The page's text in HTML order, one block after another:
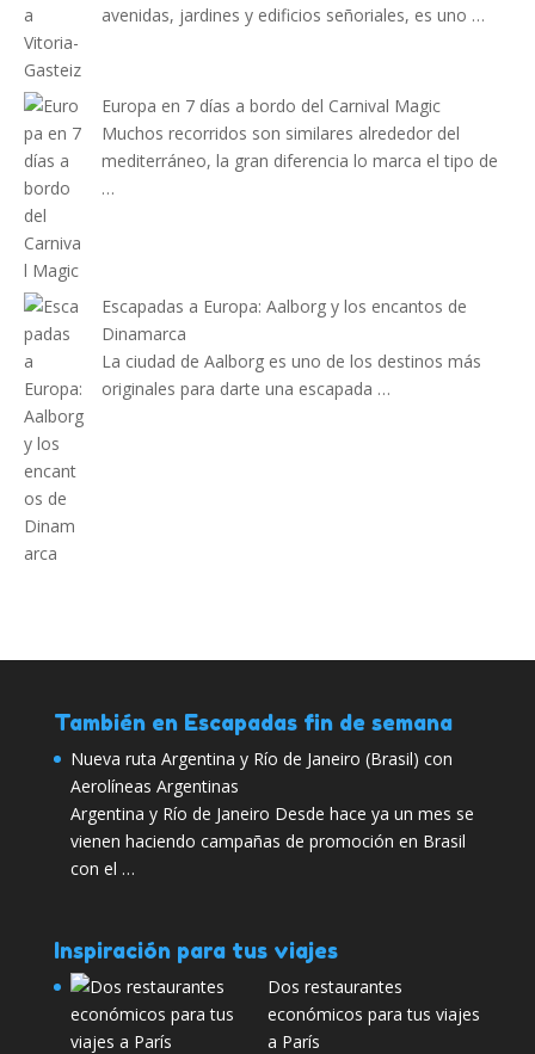
avenidas, jardines y edificios señoriales, es uno …
Europa en 7 días a bordo del Carnival Magic
Muchos recorridos son similares alrededor del
mediterráneo, la gran diferencia lo marca el tipo de
…
Escapadas a Europa: Aalborg y los encantos de
Dinamarca
La ciudad de Aalborg es uno de los destinos más
originales para darte una escapada …
También en Escapadas fin de semana
Nueva ruta Argentina y Río de Janeiro (Brasil) con
Aerolíneas Argentinas
Argentina y Río de Janeiro Desde hace ya un mes se
vienen haciendo campañas de promoción en Brasil
con el …
Inspiración para tus viajes
Dos restaurantes
económicos para tus viajes
a París